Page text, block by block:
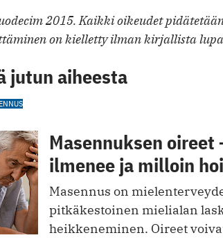
2015. Kaikki oikeudet
on kielletty ilman kirjallista
jutun aiheesta
Masennuksen
ilmenee ja milloin
Masennus on
pitkäkestoinen mielialan
heikkeneminen. Oireet